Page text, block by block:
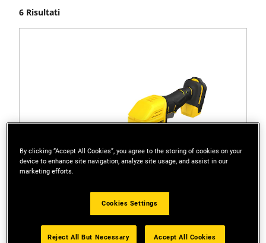
6 Risultati
By clicking “Accept All Cookies”, you agree to the storing of cookies on your
device to enhance site navigation, analyze site usage, and assist in our
marketing efforts.
Cookies Settings
Reject All But Necessary Accept All Cookies